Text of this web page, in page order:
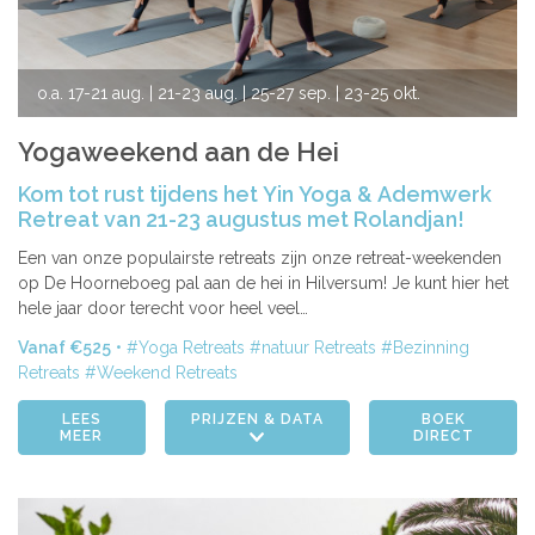
o.a. 17-21 aug. | 21-23 aug. | 25-27 sep. | 23-25 okt.
| 11-13 dec. | 18-20 dec. | 22-24 jan. 2027
| 19-21 mrt. 2027
Yogaweekend aan de Hei
Kom tot rust tijdens het Yin Yoga & Ademwerk
Retreat van 21-23 augustus met Rolandjan!
Een van onze populairste retreats zijn onze retreat-weekenden
op De Hoorneboeg pal aan de hei in Hilversum! Je kunt hier het
hele jaar door terecht voor heel veel…
Vanaf €525 Yoga Retreats natuur Retreats
Bezinning
Retreats
Weekend Retreats
LEES
MEER
PRIJZEN & DATA
BOEK
DIRECT